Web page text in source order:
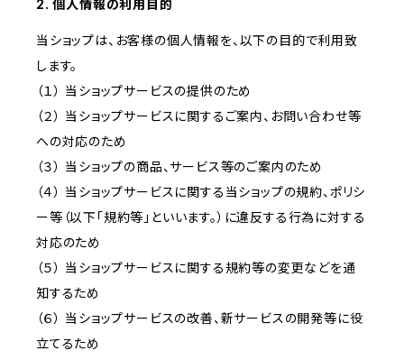
2. 個人情報の利用目的
当ショップは、お客様の個人情報を、以下の目的で利用致
します。
（１） 当ショップサービスの提供のため
（２） 当ショップサービスに関するご案内、お問い合わせ等
への対応のため
（３） 当ショップの商品、サービス等のご案内のため
（４） 当ショップサービスに関する当ショップの規約、ポリシ
ー等（以下「規約等」といいます。）に違反する行為に対する
対応のため
（５） 当ショップサービスに関する規約等の変更などを通
知するため
（６） 当ショップサービスの改善、新サービスの開発等に役
立てるため